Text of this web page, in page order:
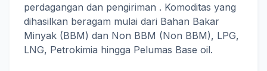
perdagangan dan pengiriman . Komoditas yang
dihasilkan beragam mulai dari Bahan Bakar
Minyak (BBM) dan Non BBM (Non BBM), LPG,
LNG, Petrokimia hingga Pelumas Base oil.